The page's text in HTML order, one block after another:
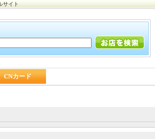
サイト
CNカード